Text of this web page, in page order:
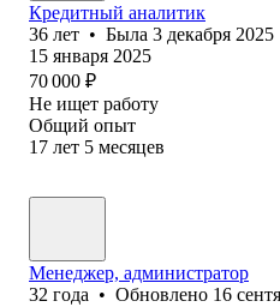
Кредитный аналитик
36 лет • Была 3 декабря 2025
15 января 2025
70 000 ₽
Не ищет работу
Общий опыт
17 лет 5 месяцев
Менеджер, администратор
32 года • Обновлено 16